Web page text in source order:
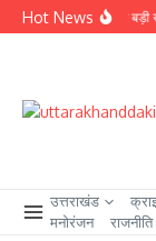
Skip to content
Hot Newsउत्तराखंड से बड़ी
उत्तराखंड
मनोरंजन
राजनीति